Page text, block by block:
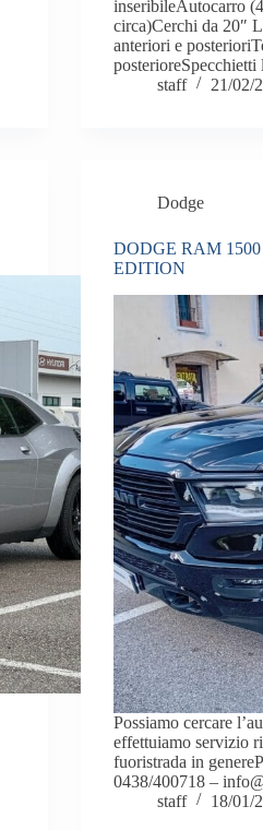
inseribileAutocarro
circa)Cerchi da 20″
anteriori e
staff
21/02/
Dodge
DODGE RAM
EDITION
Possiamo cercare
effettuiamo servizio
fuoristrada in
0438/400718 –
staff
18/01/